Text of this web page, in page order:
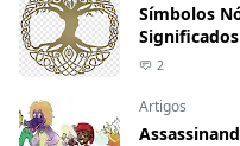
Símbolos
Significados
2
Artigos